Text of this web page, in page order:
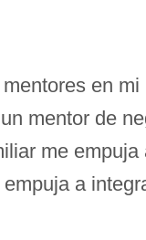
en
mentor de
me
a